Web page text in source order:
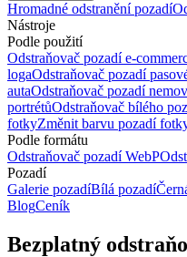
Hromadné odstranění pozadí
Nástroje
Podle použití
Odstraňovač pozadí e-
logaOdstraňovač pozadí
autaOdstraňovač pozadí
portrétůOdstraňovač bílého
fotkyZměnit barvu pozadí
Podle formátu
Odstraňovač pozadí WebP
Pozadí
Galerie pozadíBílá pozadí
BlogCeník
Bezplatný